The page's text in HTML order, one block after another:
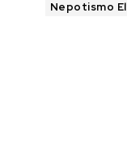
Nepotismo